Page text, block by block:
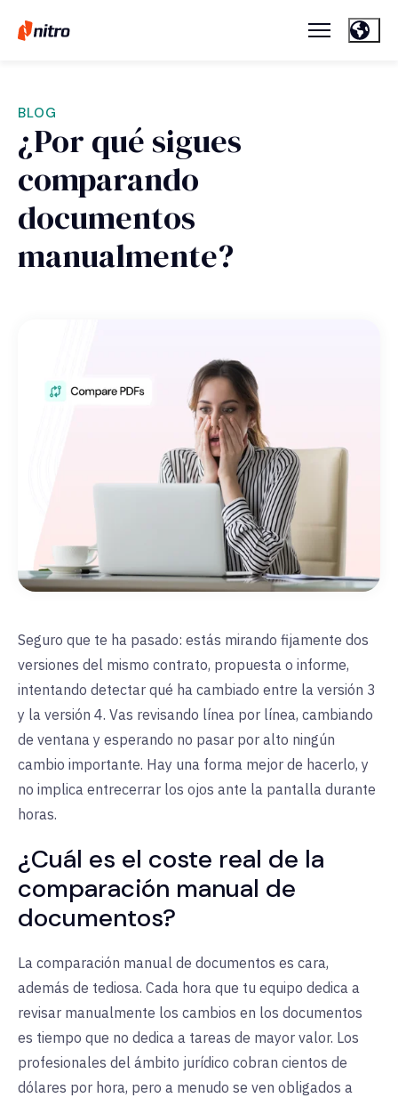
BLOG
¿Por qué sigues
comparando
documentos
manualmente?
Seguro que te ha pasado: estás mirando fijamente dos
versiones del mismo contrato, propuesta o informe,
intentando detectar qué ha cambiado entre la versión 3
y la versión 4. Vas revisando línea por línea, cambiando
de ventana y esperando no pasar por alto ningún
cambio importante. Hay una forma mejor de hacerlo, y
no implica entrecerrar los ojos ante la pantalla durante
horas.
¿Cuál es el coste real de la
comparación manual de
documentos?
La comparación manual de documentos es cara,
además de tediosa. Cada hora que tu equipo dedica a
revisar manualmente los cambios en los documentos
es tiempo que no dedica a tareas de mayor valor. Los
profesionales del ámbito jurídico cobran cientos de
dólares por hora, pero a menudo se ven obligados a